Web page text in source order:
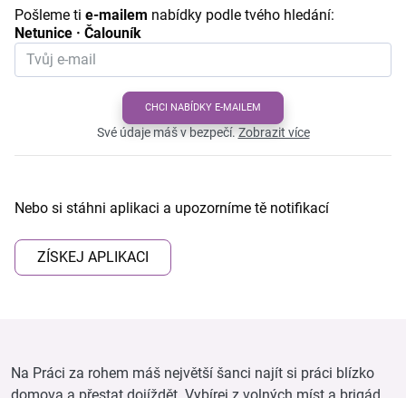
Pošleme ti e-mailem nabídky podle tvého hledání:
Netunice · Čalouník
CHCI NABÍDKY E-MAILEM
Své údaje máš v bezpečí.Zobrazit více
Nebo si stáhni aplikaci a upozorníme tě notifikací
ZÍSKEJ APLIKACI
Na Práci za rohem máš největší šanci najít si práci blízko
domova a přestat dojíždět. Vybírej z volných míst a brigád